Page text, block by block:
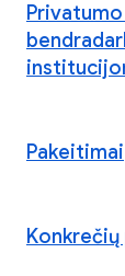
Pakeitimai